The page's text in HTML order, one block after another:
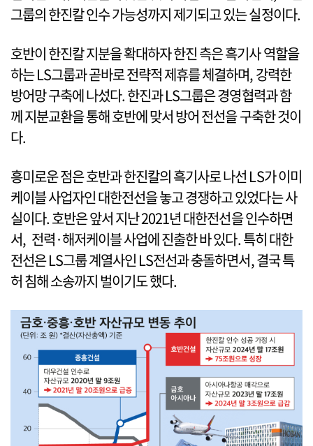
그룹의 한진칼 인수 가능성까지 제기되고 있는 실정이다.
호반이 한진칼 지분을 확대하자 한진 측은 흑기사 역할을
하는 LS그룹과 곧바로 전략적 제휴를 체결하며, 강력한
방어망 구축에 나섰다. 한진과 LS그룹은 경영협력과 함
께 지분교환을 통해 호반에 맞서 방어 전선을 구축한 것이
다.
흥미로운 점은 호반과 한진칼의 흑기사로 나선 LS가 이미
케이블 사업자인 대한전선을 놓고 경쟁하고 있었다는 사
실이다. 호반은 앞서 지난 2021년 대한전선을 인수하면
서, 전력·해저케이블 사업에 진출한 바 있다. 특히 대한
전선은 LS그룹 계열사인 LS전선과 충돌하면서, 결국 특
허 침해 소송까지 벌이기도 했다.